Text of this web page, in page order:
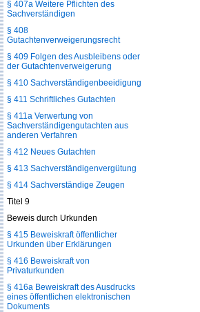
§ 407a Weitere Pflichten des
Sachverständigen
§ 408
Gutachtenverweigerungsrecht
§ 409 Folgen des Ausbleibens oder
der Gutachtenverweigerung
§ 410 Sachverständigenbeeidigung
§ 411 Schriftliches Gutachten
§ 411a Verwertung von
Sachverständigengutachten aus
anderen Verfahren
§ 412 Neues Gutachten
§ 413 Sachverständigenvergütung
§ 414 Sachverständige Zeugen
Titel 9
Beweis durch Urkunden
§ 415 Beweiskraft öffentlicher
Urkunden über Erklärungen
§ 416 Beweiskraft von
Privaturkunden
§ 416a Beweiskraft des Ausdrucks
eines öffentlichen elektronischen
Dokuments